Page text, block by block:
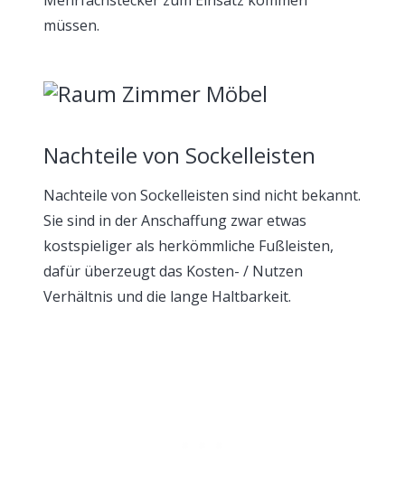
müssen.
Nachteile von Sockelleisten
Nachteile von Sockelleisten sind nicht bekannt.
Sie sind in der Anschaffung zwar etwas
kostspieliger als herkömmliche Fußleisten,
dafür überzeugt das Kosten- / Nutzen
Verhältnis und die lange Haltbarkeit.